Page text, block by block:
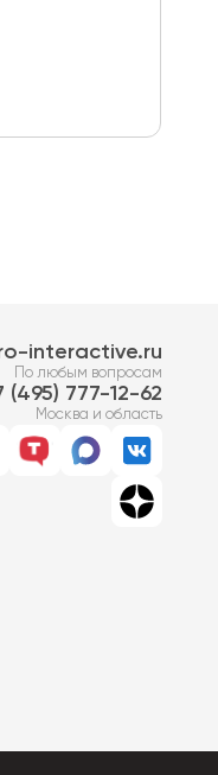
interactive.ru
По любым вопросам
(495) 777-12-62
Москва и область